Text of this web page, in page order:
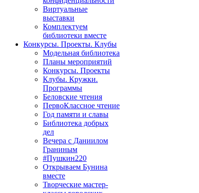
Виртуальные
выставки
Комплектуем
библиотеки вместе
Конкурсы. Проекты. Клубы
Модельная библиотека
Планы мероприятий
Конкурсы. Проекты
Клубы. Кружки.
Программы
Беловские чтения
ПервоКлассное чтение
Год памяти и славы
Библиотека добрых
дел
Вечера с Даниилом
Граниным
#Пушкин220
Открываем Бунина
вместе
Творческие мастер-